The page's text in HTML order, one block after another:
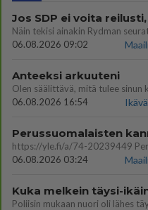
06.08.2026 09:02
Anteeksi arkuuteni
06.08.2026 16:54
Ikävä
06.08.2026 03:24
Kuka melkein täysi-